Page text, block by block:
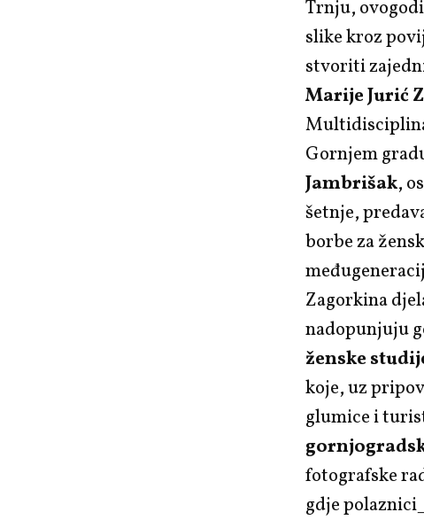
Trnju,
slike kroz
stvoriti
Marije Jurić
Gornjem
Jambrišak,
šetnje,
borbe za
Zagorkina
nadopunjuju
ženske
koje, uz
glumice i
fotografske
gdje